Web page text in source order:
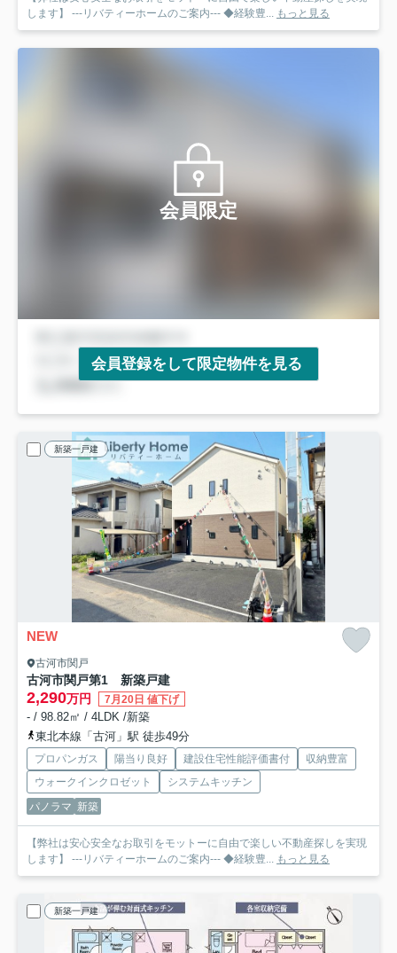
します】 ---リバティーホームのご案内--- ◆経験豊... もっと見る
会員限定
会員登録をして限定物件を見る
新築一戸建
NEW
古河市関戸
古河市関戸第1 新築戸建
2,290万円 7月20日 値下げ
- / 98.82㎡ / 4LDK /新築
東北本線「古河」駅 徒歩49分
プロパンガス 陽当り良好 建設住宅性能評価書付
収納豊富
ウォークインクロゼット
システムキッチン
パノラマ 新築
【弊社は安心安全なお取引をモットーに自由で楽しい不動産探しを実現
します】 ---リバティーホームのご案内--- ◆経験豊... もっと見る
新築一戸建